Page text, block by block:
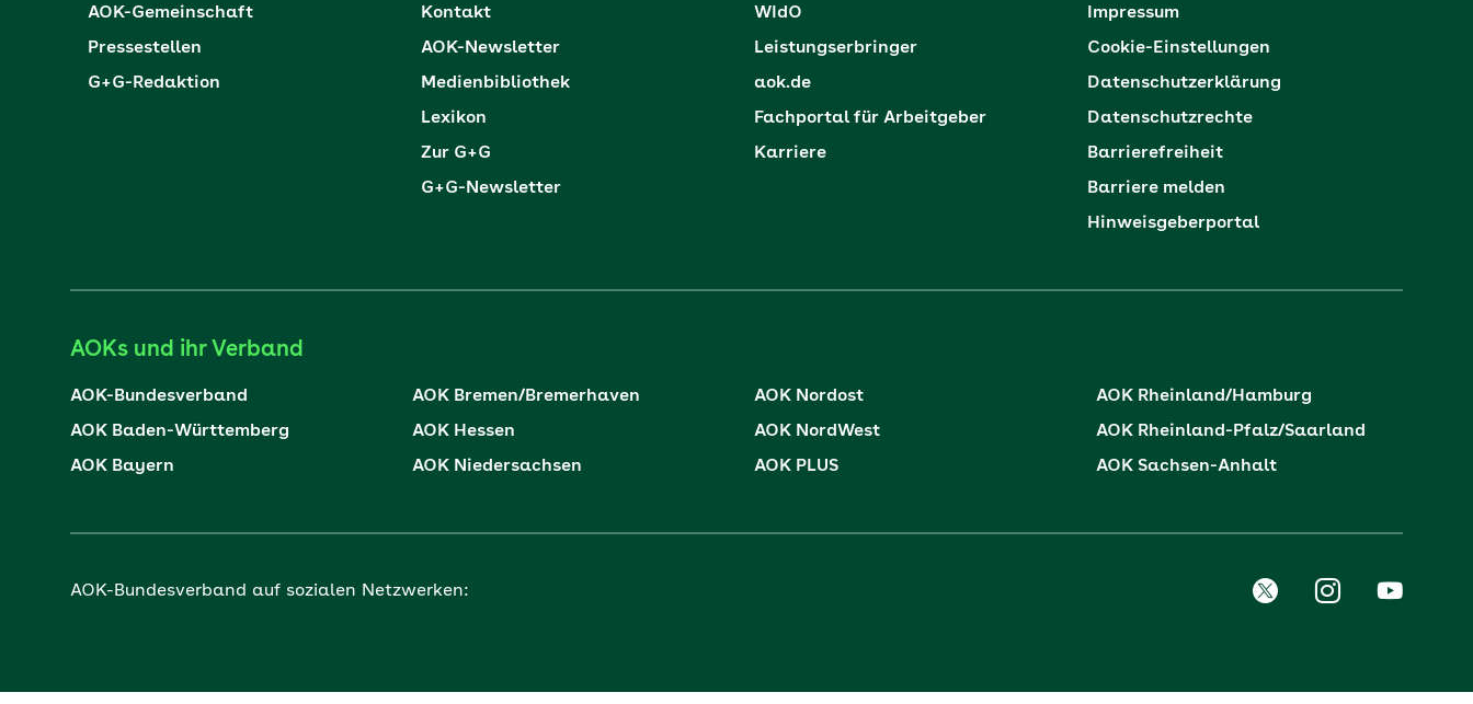
AOK-Gemeinschaft
Pressestellen
G+G-Redaktion
Kontakt
AOK-Newsletter
Medienbibliothek
Lexikon
Zur G+G
G+G-Newsletter
WIdO
Leistungserbringer
aok.de
Fachportal für Arbeitgeber
Karriere
Impressum
Cookie-Einstellungen
Datenschutzerklärung
Datenschutzrechte
Barrierefreiheit
Barriere melden
Hinweisgeberportal
AOKs und ihr Verband
AOK-Bundesverband
AOK Baden-Württemberg
AOK Bayern
AOK Bremen/Bremerhaven
AOK Hessen
AOK Niedersachsen
AOK Nordost
AOK NordWest
AOK PLUS
AOK Rheinland/Hamburg
AOK Rheinland-Pfalz/Saarland
AOK Sachsen-Anhalt
AOK-Bundesverband auf sozialen Netzwerken: